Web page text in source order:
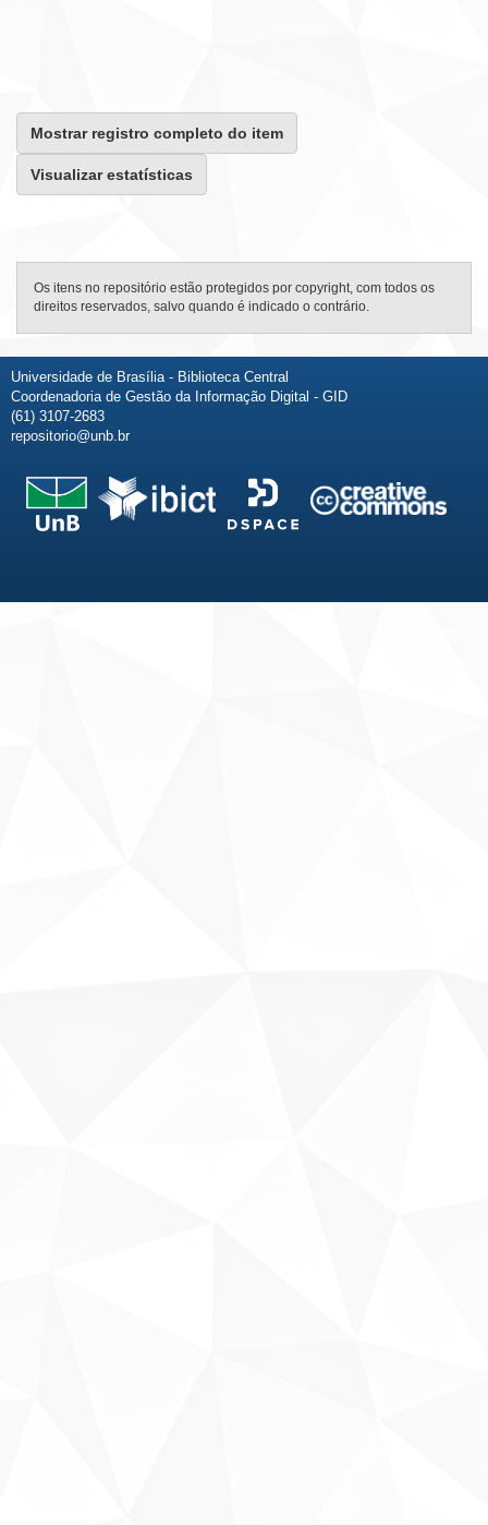
Mostrar registro completo do item
Visualizar estatísticas
Os itens no repositório estão protegidos por copyright, com todos os
direitos reservados, salvo quando é indicado o contrário.
Universidade de Brasília - Biblioteca Central
Coordenadoria de Gestão da Informação Digital - GID
(61) 3107-2683
repositorio@unb.br